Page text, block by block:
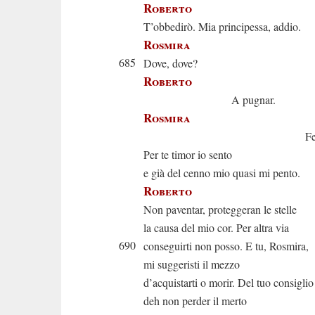
Roberto
T’obbedirò. Mia principessa, addio.
Rosmira
685 Dove, dove?
Roberto
A pugnar.
Rosmira
Fermati,
Per te timor io sento
e già del cenno mio quasi mi pento.
Roberto
Non paventar, proteggeran le stelle
la causa del mio cor. Per altra via
690 conseguirti non posso. E tu, Rosmira,
mi suggeristi il mezzo
d’acquistarti o morir. Del tuo consiglio
deh non perder il merto